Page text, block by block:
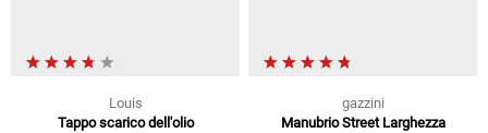
Louis
Tappo scarico dell'olio
gazzini
Manubrio Street Larghezza